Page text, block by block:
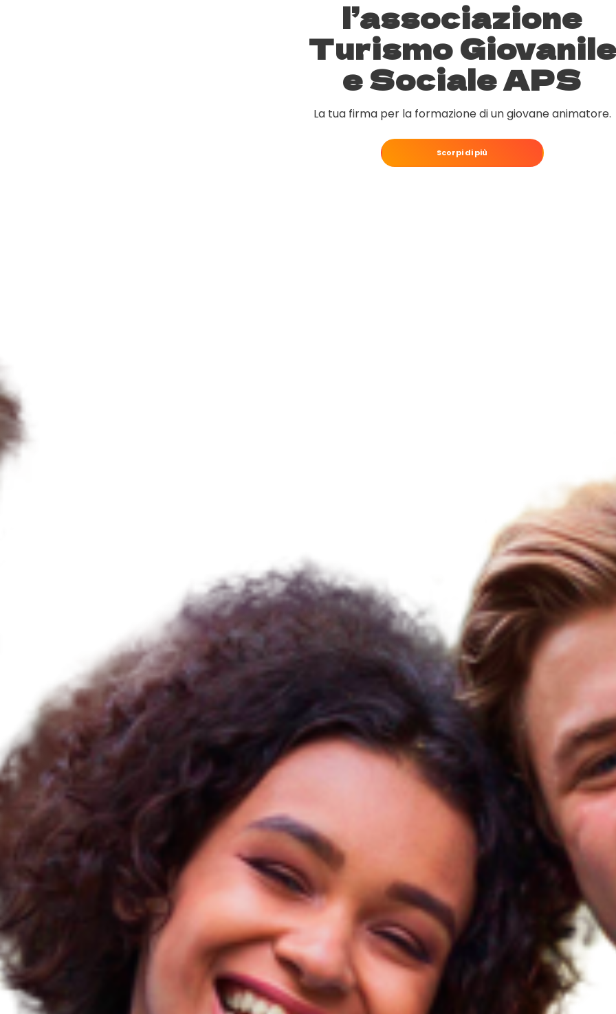
l’associazione
Turismo Giovanile
e Sociale APS
La tua firma per la formazione di un giovane animatore.
Scorpi di più